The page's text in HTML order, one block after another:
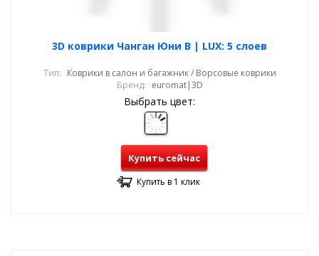
3D коврики Чанган Юни В | LUX: 5 слоев
Тип: Коврики в салон и багажник / Ворсовые коврики
Бренд: euromat|3D
Выбрать цвет:
Купить сейчас
Купить в 1 клик